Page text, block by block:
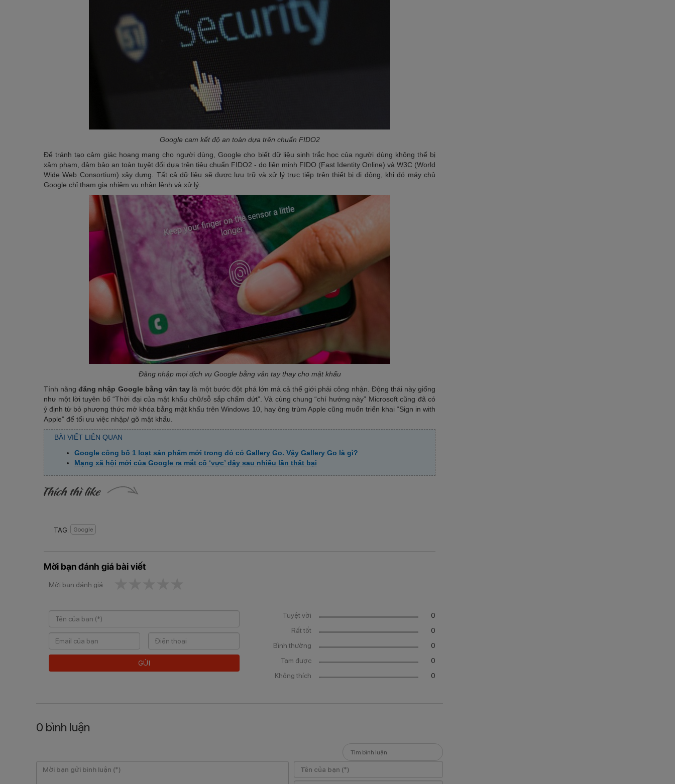
Google cam kết độ an toàn dựa trên chuẩn FIDO2
Để tránh tạo cảm giác hoang mang cho người dùng, Google cho biết dữ liệu sinh trắc học của người dùng không thể bị
xâm phạm, đảm bảo an toàn tuyệt đối dựa trên tiêu chuẩn FIDO2 - do liên minh FIDO (Fast Identity Online) và W3C (World
Wide Web Consortium) xây dựng. Tất cả dữ liệu sẽ được lưu trữ và xử lý trực tiếp trên thiết bị di động, khi đó máy chủ
Google chỉ tham gia nhiệm vụ nhận lệnh và xử lý.
Đăng nhập mọi dịch vụ Google bằng vân tay thay cho mật khẩu
Tính năngđăng nhập Google bằng vân taylà một bước đột phá lớn mà cả thế giới phải công nhận. Động thái này giống
như một lời tuyên bố “Thời đại của mật khẩu chữ/sỗ sắp chấm dứt”. Và cùng chung “chí hướng này” Microsoft cũng đã có
ý định từ bỏ phương thức mở khóa bằng mật khẩu trên Windows 10, hay ông trùm Apple cũng muốn triển khai “Sign in with
Apple” để tối ưu việc nhập/ gõ mật khẩu.
BÀI VIẾT LIÊN QUAN
Google công bố 1 loạt sản phẩm mới trong đó có Gallery Go. Vậy Gallery Go là gì?
Mạng xã hội mới của Google ra mắt cố ‘vực’ dậy sau nhiều lần thất bại
TAG: Google
Mời bạn đánh giá bài viết
Mời bạn đánh giá
GỬI
Tuyệt vời
0
Rất tốt
0
Bình thường
0
Tạm được
0
Không thích
0
0 bình luận